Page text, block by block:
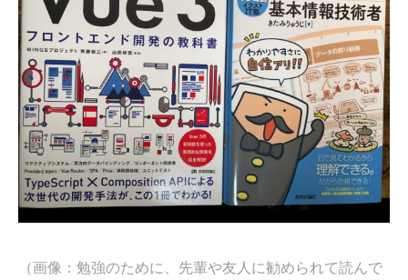
（画像：勉強のために、先輩や友人に勧められて読んで